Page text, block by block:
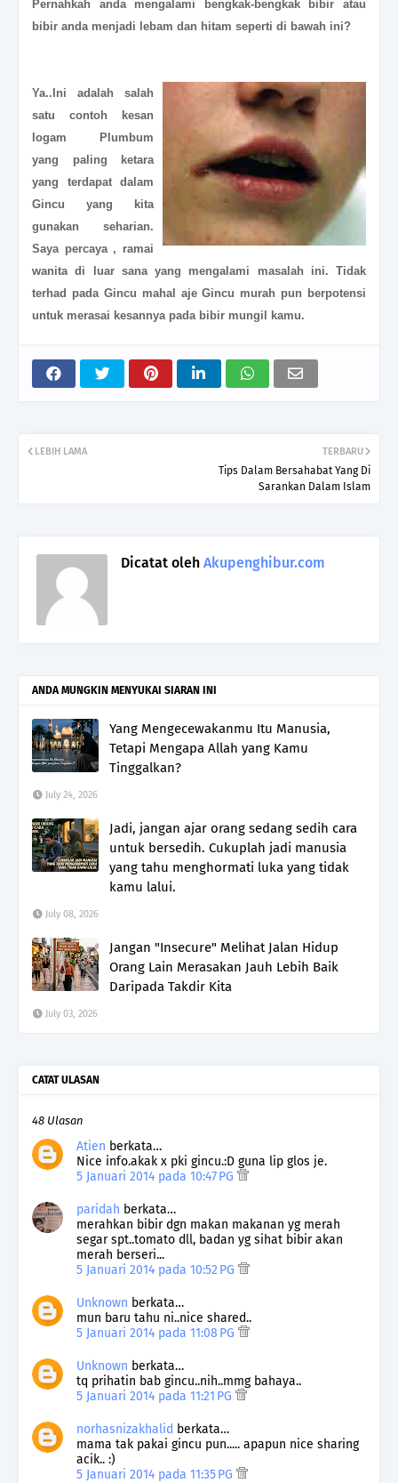
Pernahkah anda mengalami bengkak-bengkak bibiratau
bibir anda menjadi lebam dan hitam seperti di bawah ini?
Ya..Ini adalah salah
satu contoh kesan
logam Plumbum
yang paling ketara
yang terdapat dalam
Gincu yang kita
gunakan seharian.
Saya percaya , ramai
wanita di luar sana yang mengalami masalah ini. Tidak
terhad pada Gincu mahal aje Gincu murah pun berpotensi
untuk merasai kesannya pada bibir mungil kamu.
TERBARU
Tips Dalam Bersahabat Yang Di
Sarankan Dalam Islam
LEBIH LAMA
Dicatat oleh Akupenghibur.com
ANDA MUNGKIN MENYUKAI SIARAN INI
Yang Mengecewakanmu Itu Manusia,
Tetapi Mengapa Allah yang Kamu
Tinggalkan?
July 24, 2026
Jadi, jangan ajar orang sedang sedih cara
untuk bersedih. Cukuplah jadi manusia
yang tahu menghormati luka yang tidak
kamu lalui.
July 08, 2026
Jangan "Insecure" Melihat Jalan Hidup
Orang Lain Merasakan Jauh Lebih Baik
Daripada Takdir Kita
July 03, 2026
CATAT ULASAN
48 Ulasan
Atien berkata…
Nice info.akak x pki gincu.:D guna lip glos je.
5 Januari 2014 pada 10:47 PG
paridah berkata…
merahkan bibir dgn makan makanan yg merah
segar spt..tomato dll, badan yg sihat bibir akan
merah berseri...
5 Januari 2014 pada 10:52 PG
Unknown berkata…
mun baru tahu ni..nice shared..
5 Januari 2014 pada 11:08 PG
Unknown berkata…
tq prihatin bab gincu..nih..mmg bahaya..
5 Januari 2014 pada 11:21 PG
norhasnizakhalid berkata…
mama tak pakai gincu pun..... apapun nice sharing
acik.. :)
5 Januari 2014 pada 11:35 PG